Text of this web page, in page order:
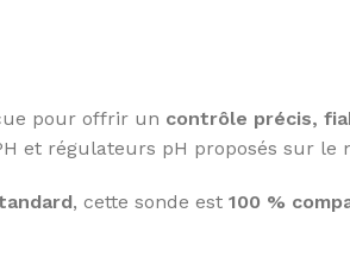
pour offrir un contrôle précis,
et régulateurs pH proposés sur le
, cette sonde est 100 %